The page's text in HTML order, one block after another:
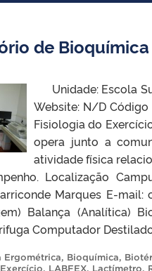
de Bioquímica
Unidade: Escola
Website: N/D
Fisiologia do
opera junto a
atividade física
Localização
Marques E-
Balança (Analítica)
Computador
Ergométrica, Bioquímica,
, LABFEX, Lactímetro,